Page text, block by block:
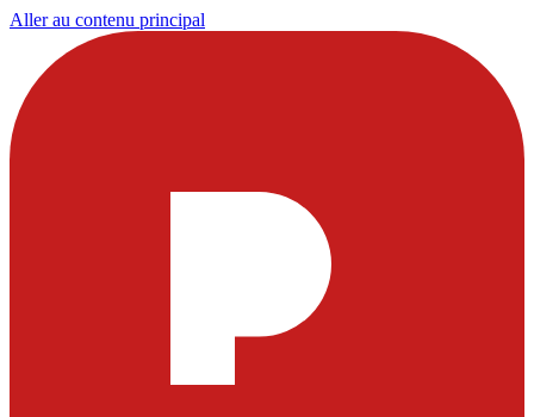
Aller au contenu principal